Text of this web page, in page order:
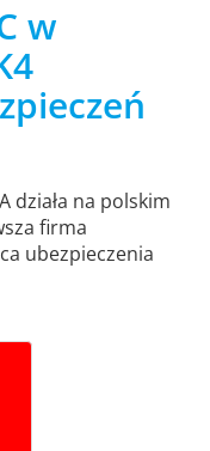
w
działa na polskim
firma
ubezpieczenia